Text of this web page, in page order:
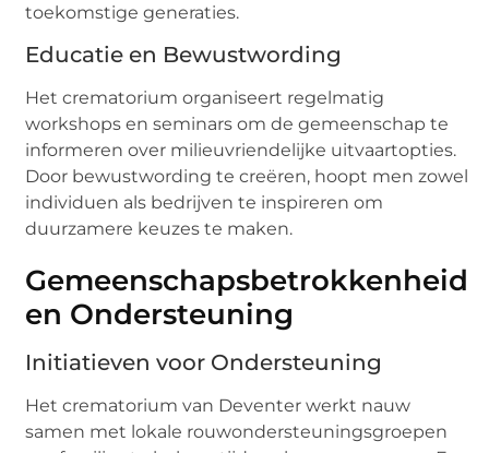
toekomstige generaties.
Educatie en Bewustwording
Het crematorium organiseert regelmatig
workshops en seminars om de gemeenschap te
informeren over milieuvriendelijke uitvaartopties.
Door bewustwording te creëren, hoopt men zowel
individuen als bedrijven te inspireren om
duurzamere keuzes te maken.
Gemeenschapsbetrokkenheid
en Ondersteuning
Initiatieven voor Ondersteuning
Het crematorium van Deventer werkt nauw
samen met lokale rouwondersteuningsgroepen